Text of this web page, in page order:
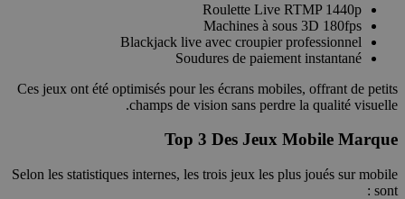
Roulette Live RTMP 1440p
Machines à sous 3D 180fps
Blackjack live avec croupier professionnel
Soudures de paiement instantané
Ces jeux ont été optimisés pour les écrans mobiles, offrant de petits
champs de vision sans perdre la qualité visuelle.
Top 3 Des Jeux Mobile Marque
Selon les statistiques internes, les trois jeux les plus joués sur mobile
sont :